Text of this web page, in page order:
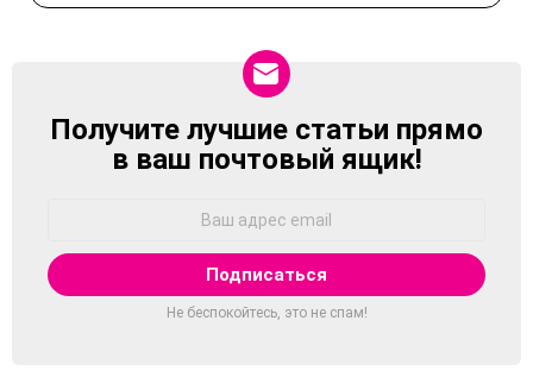
NEWSLETTER
Получите лучшие статьи прямо
в ваш почтовый ящик!
Не беспокойтесь, это не спам!